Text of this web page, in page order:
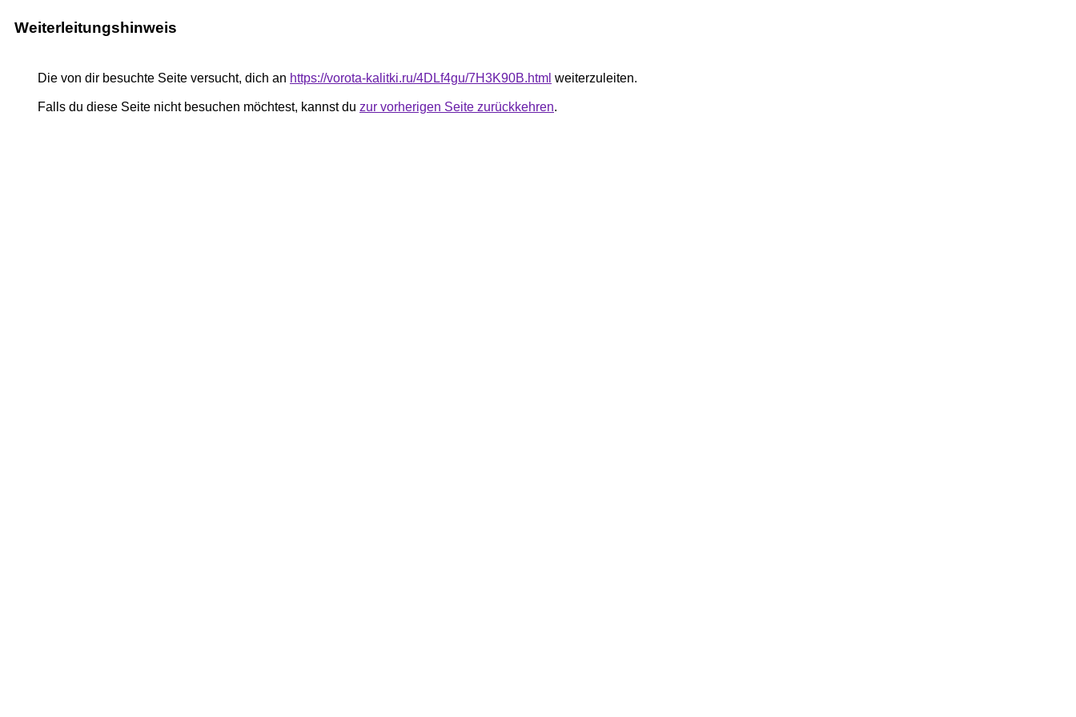
Weiterleitungshinweis
Die von dir besuchte Seite versucht, dich an https://vorota-kalitki.ru/4DLf4gu/7H3K90B.html weiterzuleiten.
Falls du diese Seite nicht besuchen möchtest, kannst du zur vorherigen Seite zurückkehren.